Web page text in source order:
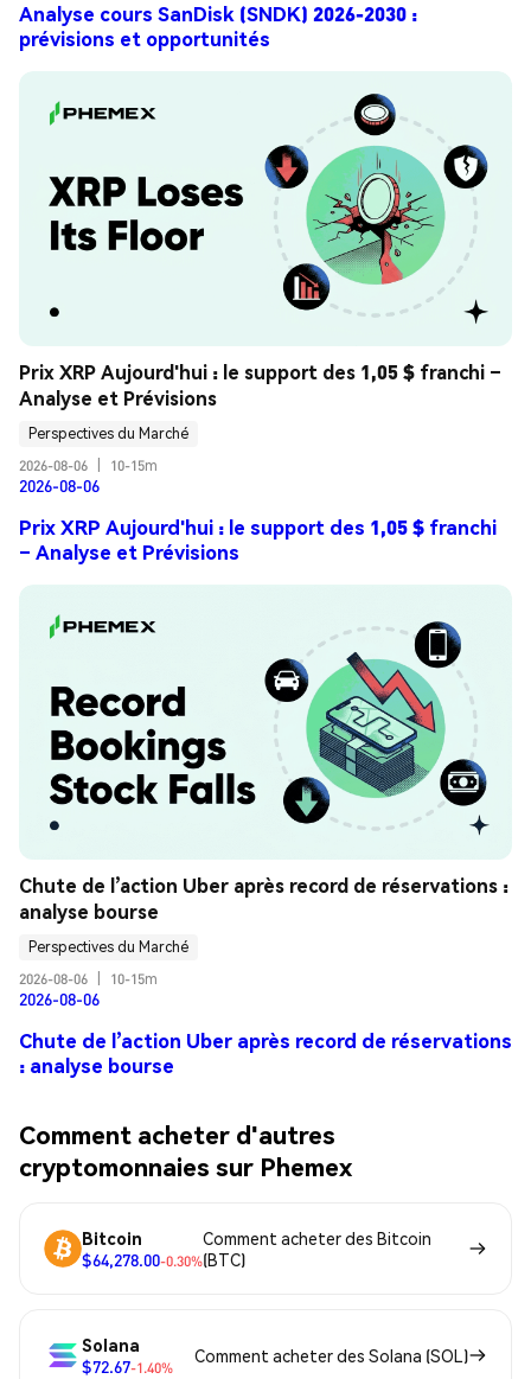
Analyse cours SanDisk (SNDK) 2026-2030 :
prévisions et opportunités
Prix XRP Aujourd'hui : le support des 1,05 $ franchi –
Analyse et Prévisions
Perspectives du Marché
2026-08-06
10-15m
2026-08-06
Prix XRP Aujourd'hui : le support des 1,05 $ franchi
– Analyse et Prévisions
Chute de l’action Uber après record de réservations :
analyse bourse
Perspectives du Marché
2026-08-06
10-15m
2026-08-06
Chute de l’action Uber après record de réservations
: analyse bourse
Comment acheter d'autres
cryptomonnaies sur Phemex
Bitcoin
$64,278.00-0.30%
Comment acheter des Bitcoin
(BTC)
Solana
$72.67-1.40%
Comment acheter des Solana (SOL)